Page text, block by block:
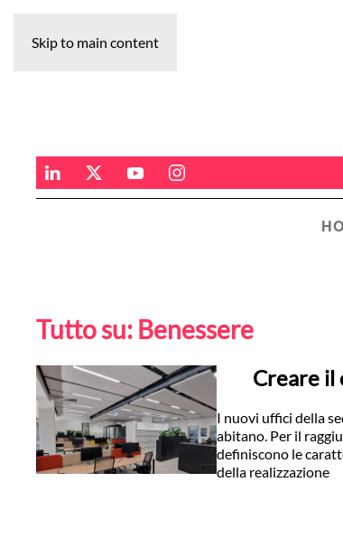
Skip to main content
Tutto su: Benessere
Creare il
I nuovi uffici della
abitano. Per il
definiscono le
della realizzazione